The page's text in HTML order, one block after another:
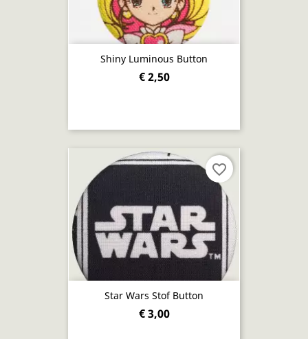
Shiny Luminous Button
€ 2,50
Star Wars Stof Button
€ 3,00
favorite_border